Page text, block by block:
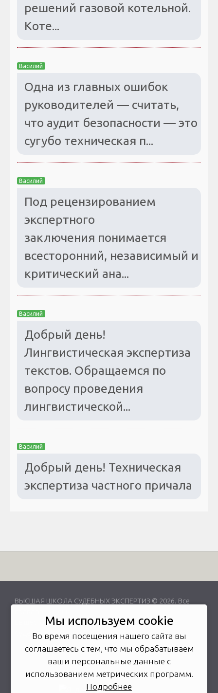
решений газовой котельной.
Коте...
Василий
Одна из главных ошибок
руководителей — считать,
что аудит безопасности — это
сугубо техническая п...
Василий
Под рецензированием
экспертного
заключения понимается
всесторонний, независимый и
критический ана...
Василий
Добрый день!
Лингвистическая экспертиза
текстов. Обращаемся по
вопросу проведения
лингвистической...
Василий
Добрый день! Техническая
экспертиза частного причала
ВЫСШАЯ ШКОЛА СУДЕБНЫХ ЭКСПЕРТИЗ © 2026. Все
Вышестоящая организация -Союз "Федерация
Судебных Экспертов"
Мы используем cookie
Во время посещения нашего сайта вы
соглашаетесь с тем, что мы обрабатываем
ваши персональные данные с
использованием метрических программ.
Подробнее